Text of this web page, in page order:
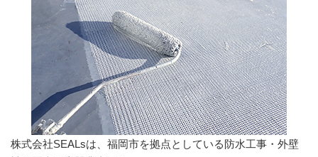
株式会社SEALsは、福岡市を拠点としている防水工事・外壁